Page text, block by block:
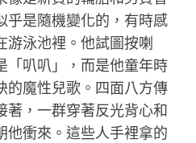
乎是隨機變化的，有時感
游泳池裡。他試圖按喇
「叭叭」，而是他童年時
的魔性兒歌。四面八方傳
著，一群穿著反光背心和
他衝來。這些人手裡拿的